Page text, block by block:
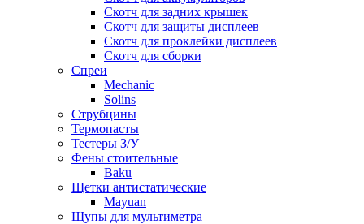
Скотч для задних крышек
Скотч для защиты дисплеев
Скотч для проклейки дисплеев
Скотч для сборки
Спреи
Mechanic
Solins
Струбцины
Термопасты
Тестеры З/У
Фены стоительные
Baku
Щетки антистатические
Mayuan
Щупы для мультиметра